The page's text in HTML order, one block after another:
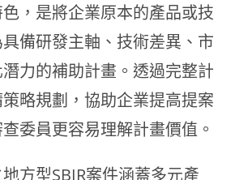
，是將企業原本的產品或技
備研發主軸、技術差異、市
力的補助計畫。透過完整計
略規劃，協助企業提高提案
委員更容易理解計畫價值。
方型SBIR案件涵蓋多元產